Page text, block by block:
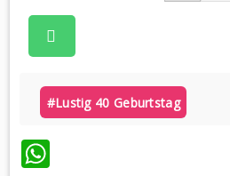
#lustig 40 Geburtstag
WhatsApp